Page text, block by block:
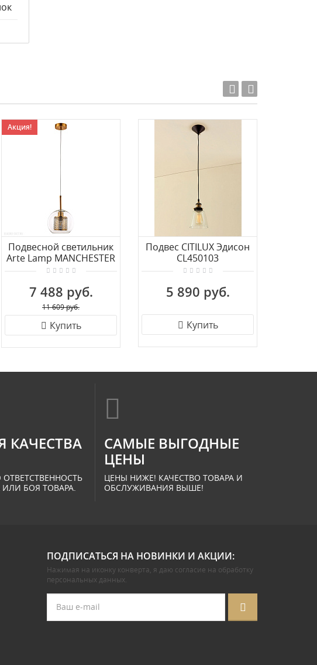
Акция!
Подвесной светильник
Arte Lamp MANCHESTER
A7620SP-1AB
7 488 руб.
11 609 руб.
Купить
Подвес CITILUX Эдисон
CL450103
5 890 руб.
Купить
КАЧЕСТВА
ИЛИ БОЯ ТОВАРА.
САМЫЕ ВЫГОДНЫЕ
ЦЕНЫ
ЦЕНЫ НИЖЕ! КАЧЕСТВО ТОВАРА И
ОБСЛУЖИВАНИЯ ВЫШЕ!
ПОДПИСАТЬСЯ НА НОВИНКИ И АКЦИИ:
Нажимая на иконку конверта, я даю согласие на обработку
персональных данных.